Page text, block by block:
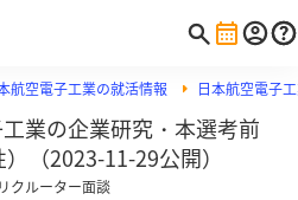
航空電子工業の就活情報 日本航空電子
業の企業研究・本選考前
（2023-11-29公開）
クルーター面談